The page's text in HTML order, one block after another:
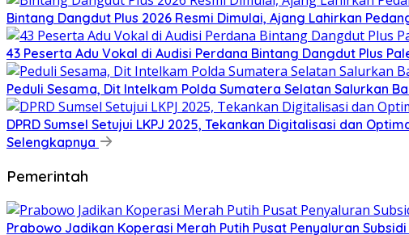
Bintang Dangdut Plus 2026 Resmi Dimulai, Ajang Lahirkan
43 Peserta Adu Vokal di Audisi Perdana Bintang Dangdut Plus
Peduli Sesama, Dit Intelkam Polda Sumatera Selatan Salurkan
DPRD Sumsel Setujui LKPJ 2025, Tekankan Digitalisasi dan
Selengkapnya
Pemerintah
Prabowo Jadikan Koperasi Merah Putih Pusat Penyaluran